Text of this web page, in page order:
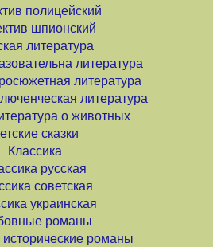
полицейский
шпионский
литература
литература
литература
литература
о животных
сказки
Классика
русская
советская
украинская
романы
романы